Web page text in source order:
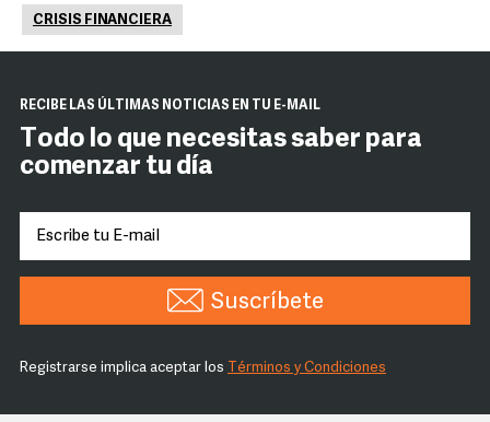
CRISIS FINANCIERA
RECIBE LAS ÚLTIMAS NOTICIAS EN TU E-MAIL
Todo lo que necesitas saber para
comenzar tu día
Suscríbete
Registrarse implica aceptar los Términos y Condiciones